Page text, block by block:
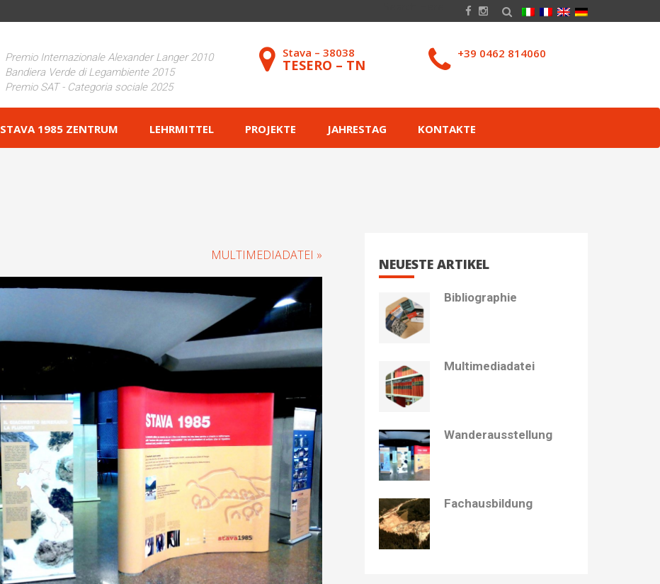
Premio Internazionale Alexander Langer 2010
Bandiera Verde di Legambiente 2015
Premio SAT - Categoria sociale 2025
Stava – 38038
TESERO – TN
+39 0462 814060
STAVA 1985 ZENTRUM LEHRMITTEL PROJEKTE JAHRESTAG KONTAKTE
MULTIMEDIADATEI »
NEUESTE ARTIKEL
Bibliographie
Multimediadatei
Wanderausstellung
Fachausbildung